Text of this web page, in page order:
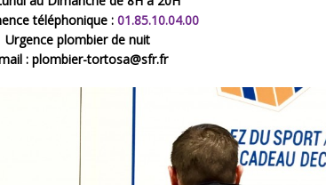
téléphonique : 01.85.10.04.00
Urgence plombier de nuit
: plombier-tortosa@sfr.fr